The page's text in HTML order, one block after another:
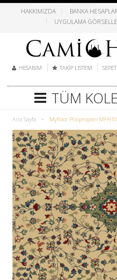
HAKKIMIZDA BANKA
UYGULAMA
HESABIM TAKIP LISTEM
TÜM
Ana Sayfa • Myfloor Poliproplen MFH10